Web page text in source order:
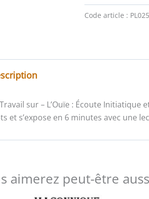
Code article :
sur – L’Ouïe : Écoute
et s’expose en 6 minutes avec une
aimerez peut-être